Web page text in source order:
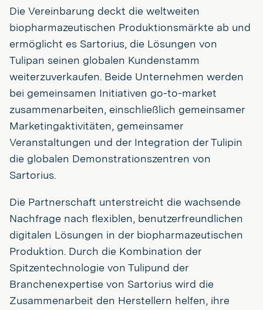
Die Vereinbarung deckt die weltweiten
biopharmazeutischen Produktionsmärkte ab und
ermöglicht es Sartorius, die Lösungen von
Tulipan seinen globalen Kundenstamm
weiterzuverkaufen. Beide Unternehmen werden
bei gemeinsamen Initiativen go-to-market
zusammenarbeiten, einschließlich gemeinsamer
Marketingaktivitäten, gemeinsamer
Veranstaltungen und der Integration der Tulipin
die globalen Demonstrationszentren von
Sartorius.
Die Partnerschaft unterstreicht die wachsende
Nachfrage nach flexiblen, benutzerfreundlichen
digitalen Lösungen in der biopharmazeutischen
Produktion. Durch die Kombination der
Spitzentechnologie von Tulipund der
Branchenexpertise von Sartorius wird die
Zusammenarbeit den Herstellern helfen, ihre